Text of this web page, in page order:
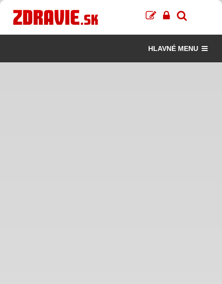
HLAVNÉ MENU